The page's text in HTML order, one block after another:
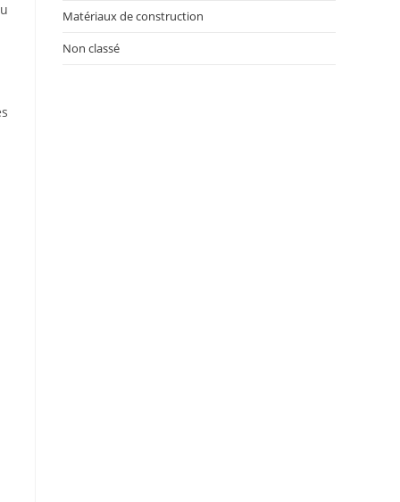
Matériaux de construction
Non classé